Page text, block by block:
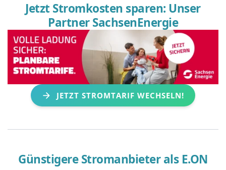
Jetzt Stromkosten sparen: Unser
Partner SachsenEnergie
JETZT STROMTARIF WECHSELN!
Günstigere Stromanbieter als E.ON